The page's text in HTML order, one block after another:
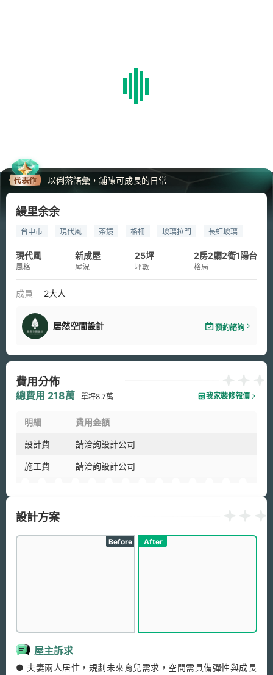
以俐落語彙，鋪陳可成長的日常
縵里余余
台中市 現代風 茶鏡 格柵 玻璃拉門
長虹玻璃
現代風
風格
新成屋
屋況
25坪
坪數
2房2廳2衛1陽台
格局
成員 2大人
居然空間設計 預約諮詢
費用分佈
總費用 218萬 單坪8.7萬 我家裝修報價
明細 費用金額
設計費 請洽詢設計公司
施工費 請洽詢設計公司
設計方案
Before After
屋主訴求
● 夫妻兩人居住，規劃未來育兒需求，空間需具備彈性與成長